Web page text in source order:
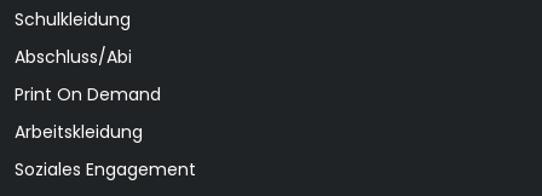
Schulkleidung
Abschluss/Abi
Print On Demand
Arbeitskleidung
Soziales Engagement